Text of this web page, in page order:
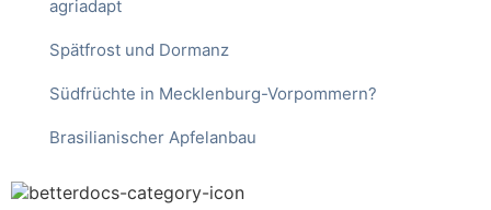
agriadapt
Spätfrost und Dormanz
Südfrüchte in Mecklenburg-Vorpommern?
Brasilianischer Apfelanbau